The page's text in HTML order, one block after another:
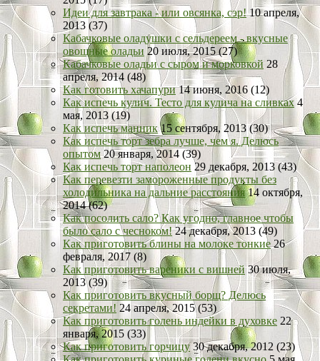
Идеи для завтрака - или овсянка, сэр!10 апреля,
2013 (37)
Кабачковые оладушки с сельдереем - вкусные
овощные оладьи20 июля, 2015 (27)
Кабачковые оладьи с сыром и морковкой 28
апреля, 2014 (48)
Как готовить хачапури14 июня, 2016 (12)
Как испечь кулич. Тесто для кулича на сливках4
мая, 2013 (19)
Как испечь манник15 сентября, 2013 (30)
Как испечь торт зебра лучше, чем я. Делюсь
опытом20 января, 2014 (39)
Как испечь торт наполеон 29 декабря, 2013 (43)
Как перевезти замороженные продукты без
холодильника на дальние расстояния14 октября,
2014 (62)
Как посолить сало? Как угодно, главное чтобы
было сало с чесноком!24 декабря, 2013 (49)
Как приготовить блины на молоке тонкие26
февраля, 2017 (8)
Как приготовить вареники с вишней30 июля,
2013 (39)
Как приготовить вкусный борщ? Делюсь
секретами! 24 апреля, 2015 (53)
Как приготовить голень индейки в духовке 22
января, 2015 (33)
Как приготовить горчицу30 декабря, 2012 (23)